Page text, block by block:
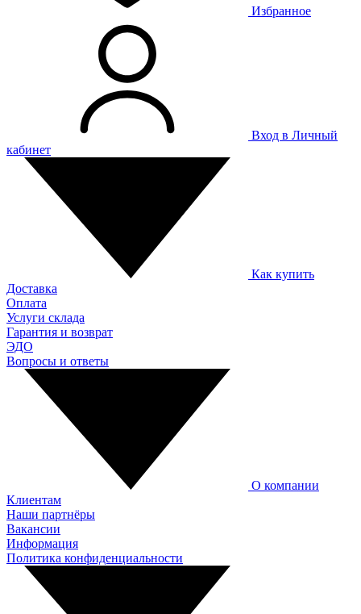
Избранное
Вход в Личный
кабинет
Как купить
Доставка
Оплата
Услуги склада
Гарантия и возврат
ЭДО
Вопросы и ответы
О компании
Клиентам
Наши партнёры
Вакансии
Информация
Политика конфиденциальности